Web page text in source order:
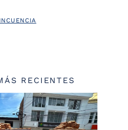
RECIENTES